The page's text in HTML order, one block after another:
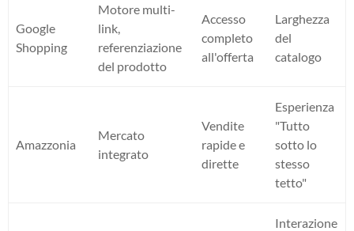
Google
Shopping
Motore multi-
link,
referenziazione
del prodotto
Accesso
completo
all'offerta
Larghezza
del
catalogo
Amazzonia
Mercato
integrato
Vendite
rapide e
dirette
Esperienza
"Tutto
sotto lo
stesso
tetto"
Interazione